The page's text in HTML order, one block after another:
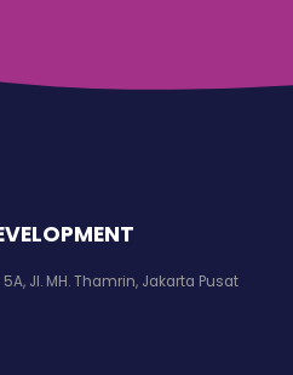
Jl. MH. Thamrin, Jakarta Pusat